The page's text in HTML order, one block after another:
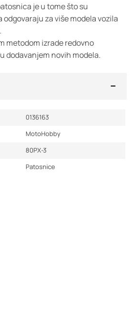
je u tome što su
odgovaraju za više modela vozila
metodom izrade redovno
dodavanjem novih modela.
0136163
MotoHobby
80PX-3
Patosnice